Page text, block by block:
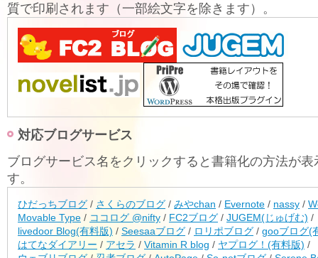
質で印刷されます（一部絵文字を除きます）。
対応ブログサービス
ブログサービス名をクリックすると書籍化の方法が表
す。
ひだっちブログ / さくらのブログ / みやchan / Evernote / nassy /
Movable Type / ココログ @nifty / FC2ブログ / JUGEM(じゅげむ) /
livedoor Blog(有料版) / Seesaaブログ / ロリポブログ / gooブログ(
はてなダイアリー / アセラ / Vitamin R blog / ヤプログ！(有料版) /